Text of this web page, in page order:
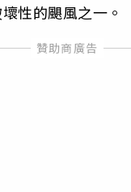
性的颶風之一。